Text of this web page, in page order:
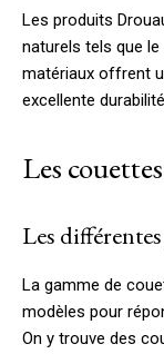
Les produits
naturels tels que
matériaux offrent
excellente
Les
Les
La gamme de
modèles pour
On y trouve des